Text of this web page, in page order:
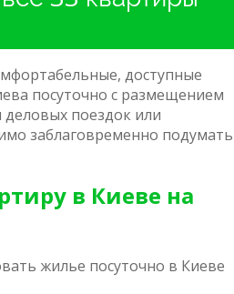
доступные
посуточно с размещением
поездок или
заблаговременно подумать
в Киеве на
жилье посуточно в Киеве